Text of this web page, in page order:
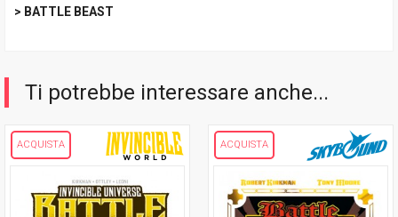
> BATTLE BEAST
Ti potrebbe interessare anche...
ACQUISTA ACQUISTA